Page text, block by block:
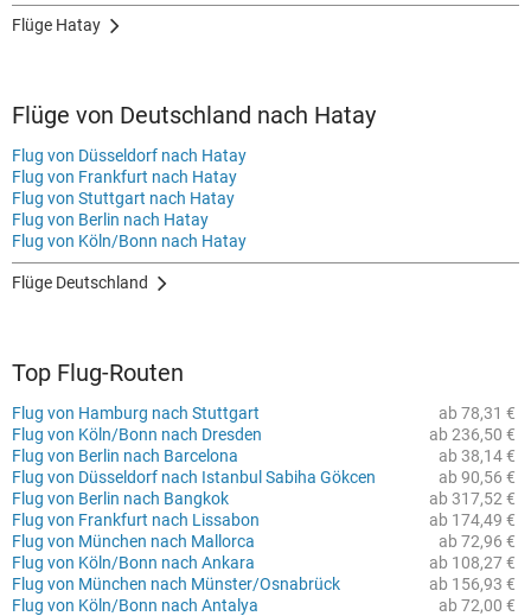
Flüge Hatay
Flüge von Deutschland nach Hatay
Flug von Düsseldorf nach Hatay
Flug von Frankfurt nach Hatay
Flug von Stuttgart nach Hatay
Flug von Berlin nach Hatay
Flug von Köln/Bonn nach Hatay
Flüge Deutschland
Top Flug-Routen
ab 78,31 €
Flug von Hamburg nach Stuttgart
ab 236,50 €
Flug von Köln/Bonn nach Dresden
ab 38,14 €
Flug von Berlin nach Barcelona
ab 90,56 €
Flug von Düsseldorf nach Istanbul Sabiha Gökcen
ab 317,52 €
Flug von Berlin nach Bangkok
ab 174,49 €
Flug von Frankfurt nach Lissabon
ab 72,96 €
Flug von München nach Mallorca
ab 108,27 €
Flug von Köln/Bonn nach Ankara
ab 156,93 €
Flug von München nach Münster/Osnabrück
ab 72,00 €
Flug von Köln/Bonn nach Antalya